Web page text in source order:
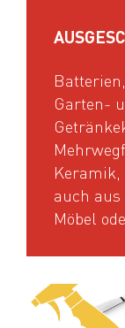
Garten-
auch
Möbel